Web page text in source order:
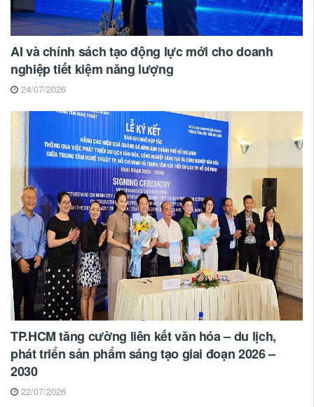
AI và chính sách tạo động lực mới cho doanh
nghiệp tiết kiệm năng lượng
24/07/2026
TP.HCM tăng cường liên kết văn hóa – du lịch,
phát triển sản phẩm sáng tạo giai đoạn 2026 –
2030
22/07/2026